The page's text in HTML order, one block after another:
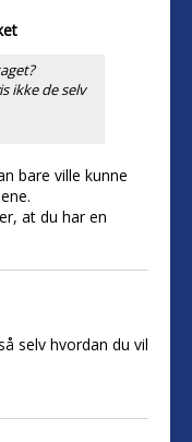
ikke de selv
bare ville kunne
at du har en
selv hvordan du vil